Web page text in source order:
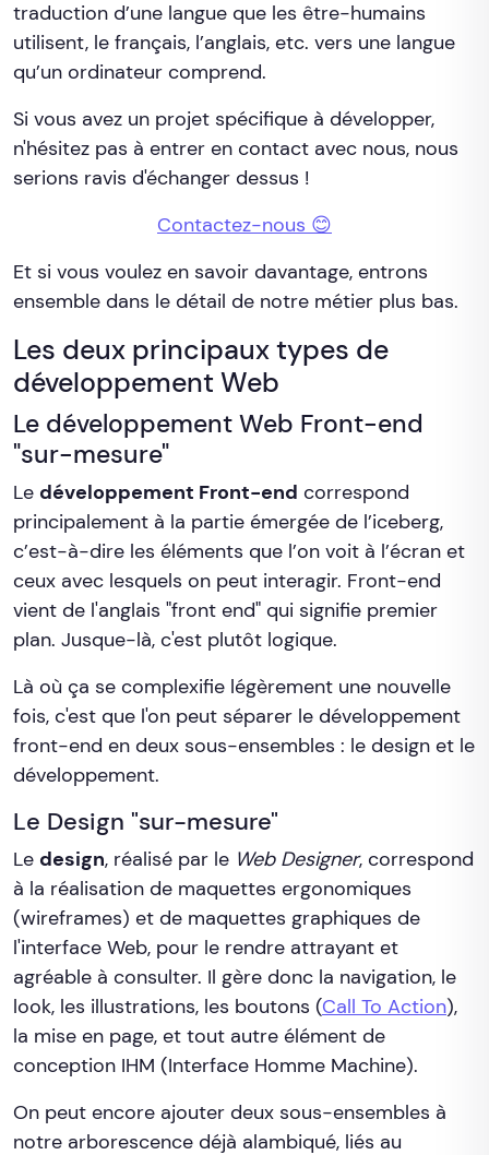
traduction d’une langue que les être-humains
utilisent, le français, l’anglais, etc. vers une langue
qu’un ordinateur comprend.
Si vous avez un projet spécifique à développer,
n'hésitez pas à entrer en contact avec nous, nous
serions ravis d'échanger dessus !
Contactez-nous 😊
Et si vous voulez en savoir davantage, entrons
ensemble dans le détail de notre métier plus bas.
Les deux principaux types de
développement Web
Le développement Web Front-end
"sur-mesure"
Le développement Front-end correspond
principalement à la partie émergée de l’iceberg,
c’est-à-dire les éléments que l’on voit à l’écran et
ceux avec lesquels on peut interagir. Front-end
vient de l'anglais "front end" qui signifie premier
plan. Jusque-là, c'est plutôt logique.
Là où ça se complexifie légèrement une nouvelle
fois, c'est que l'on peut séparer le développement
front-end en deux sous-ensembles : le design et le
développement.
Le Design "sur-mesure"
Le design, réalisé par le Web Designer, correspond
à la réalisation de maquettes ergonomiques
(wireframes) et de maquettes graphiques de
l'interface Web, pour le rendre attrayant et
agréable à consulter. Il gère donc la navigation, le
look, les illustrations, les boutons (Call To Action),
la mise en page, et tout autre élément de
conception IHM (Interface Homme Machine).
On peut encore ajouter deux sous-ensembles à
notre arborescence déjà alambiqué, liés au